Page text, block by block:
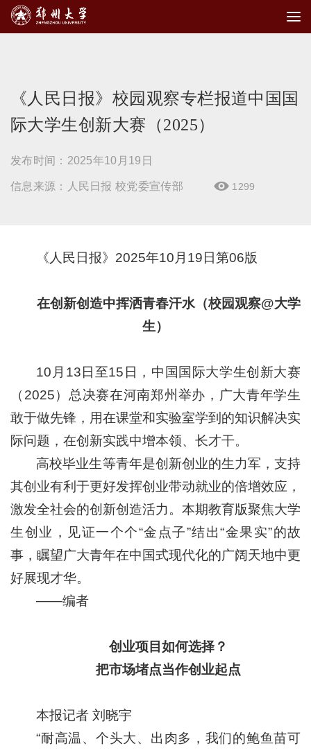
《人民日报》校园观察专栏报道中国国
际大学生创新大赛（2025）
发布时间：2025年10月19日
信息来源：人民日报 校党委宣传部  1299
《人民日报》2025年10月19日第06版
在创新创造中挥洒青春汗水（校园观察@大学
生）
10月13日至15日，中国国际大学生创新大赛
（2025）总决赛在河南郑州举办，广大青年学生
敢于做先锋，用在课堂和实验室学到的知识解决实
际问题，在创新实践中增本领、长才干。
高校毕业生等青年是创新创业的生力军，支持
其创业有利于更好发挥创业带动就业的倍增效应，
激发全社会的创新创造活力。本期教育版聚焦大学
生创业，见证一个个“金点子”结出“金果实”的故
事，瞩望广大青年在中国式现代化的广阔天地中更
好展现才华。
——编者
创业项目如何选择？
把市场堵点当作创业起点
本报记者 刘晓宇
“耐高温、个头大、出肉多，我们的鲍鱼苗可